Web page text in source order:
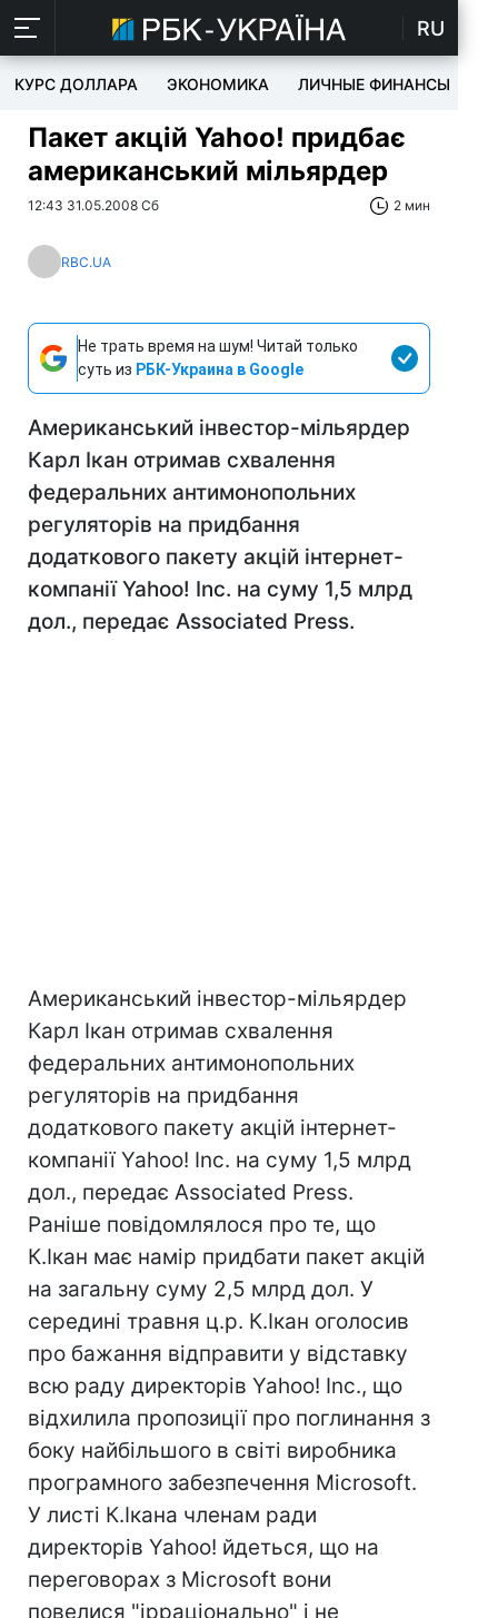
RU
КУРС ДОЛЛАРА ЭКОНОМИКА ЛИЧНЫЕ ФИНАНСЫ
Пакет акцій Yahoo! придбає
американський мільярдер
12:43 31.05.2008 Сб 2 мин
RBC.UA
Не трать время на шум! Читай только
суть из РБК-Украина в Google
Американський інвестор-мільярдер
Карл Ікан отримав схвалення
федеральних антимонопольних
регуляторів на придбання
додаткового пакету акцій інтернет-
компанії Yahoo! Inc. на суму 1,5 млрд
дол., передає Associated Press.
Американський інвестор-мільярдер
Карл Ікан отримав схвалення
федеральних антимонопольних
регуляторів на придбання
додаткового пакету акцій інтернет-
компанії Yahoo! Inc. на суму 1,5 млрд
дол., передає Associated Press.
Раніше повідомлялося про те, що
К.Ікан має намір придбати пакет акцій
на загальну суму 2,5 млрд дол. У
середині травня ц.р. К.Ікан оголосив
про бажання відправити у відставку
всю раду директорів Yahoo! Inc., що
відхилила пропозиції про поглинання з
боку найбільшого в світі виробника
програмного забезпечення Microsoft.
У листі К.Ікана членам ради
директорів Yahoo! йдеться, що на
переговорах з Microsoft вони
повелися "ірраціонально" і не